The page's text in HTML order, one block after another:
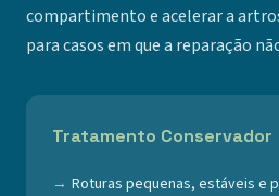
compartimento e acelerar a
para casos em que a reparação
Tratamento Conservador
Roturas pequenas, estáveis e